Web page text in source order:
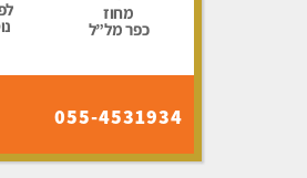
מחוז
כפר מל”ל
055-4531934